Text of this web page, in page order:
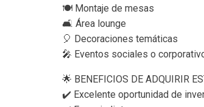
🍽️ Montaje de mesas
🛋️ Área lounge
🎈 Decoraciones temáticas
🎤 Eventos sociales o
🌟 BENEFICIOS DE ADQUIRIR
✔️ Excelente oportunidad de